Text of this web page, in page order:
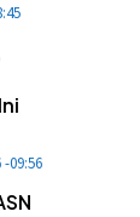
-09:56